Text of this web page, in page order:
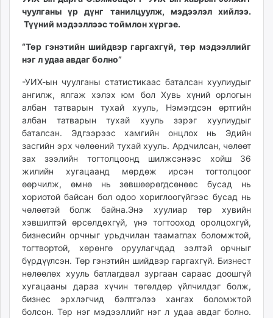
unuudur.mn
isee.mn
mglradio.com
fact.mn
tumen.mn
shuum.mn
times.mn
tvmongolia.mn
mass.mn
unegui.mn
assa.mn
toim.mn
tac.mn
paparazzi.mn
unread.today
чуулганы үр дүнг танилцуулж, мэдээлэл хийлээ.
Түүний мэдээллээс тоймлон хүргэе.
“Төр гэнэтийн шийдвэр гаргахгүй, төр мэдээллийг
нэг л удаа авдаг болно”
-УИХ-ын чуулганы статистикаас баталсан хуулиудыг
ангилж, ялгаж хэлэх юм бол Хувь хүний орлогын
албан татварын тухай хууль, Нэмэгдсэн өртгийн
албан татварын тухай хууль зэрэг хуулиудыг
баталсан. Эдгээрээс хамгийн онцлох нь Эдийн
засгийн эрх чөлөөний тухай хууль. Ардчилсан, чөлөөт
зах зээлийн тогтолцоонд шилжсэнээс хойш 36
жилийн хугацаанд мөрдөж ирсэн тогтолцоог
өөрчилж, өмнө нь зөвшөөрөгдсөнөөс бусад нь
хориотой байсан бол одоо хориглоогүйгээс бусад нь
чөлөөтэй болж байна.Энэ хуулиар төр хувийн
хэвшилтэй өрсөлдөхгүй, үнэ тогтооход оролцохгүй,
бизнесийн орчныг урьдчилан таамаглах боломжтой,
тогтвортой, хөрөнгө оруулагчдад ээлтэй орчныг
бүрдүүлсэн. Төр гэнэтийн шийдвэр гаргахгүй. Бизнест
нөлөөлөх хууль батлагдвал зургаан сараас доошгүй
хугацааны дараа хүчин төгөлдөр үйлчилдэг болж,
бизнес эрхлэгчид бэлтгэлээ хангах боломжтой
болсон. Төр нэг мэдээллийг нэг л удаа авдаг болно.